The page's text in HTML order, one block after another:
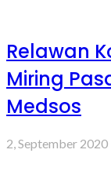
Relawan
Miring
Medsos
2, September 2020